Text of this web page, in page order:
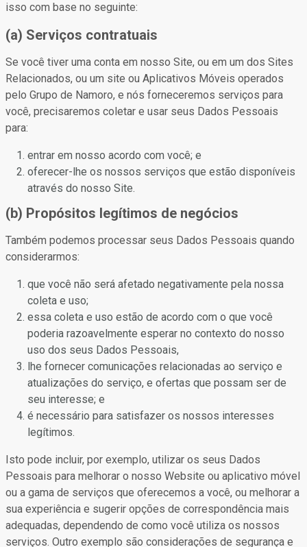
isso com base no seguinte:
(a) Serviços contratuais
Se você tiver uma conta em nosso Site, ou em um dos Sites
Relacionados, ou um site ou Aplicativos Móveis operados
pelo Grupo de Namoro, e nós forneceremos serviços para
você, precisaremos coletar e usar seus Dados Pessoais
para:
entrar em nosso acordo com você; e
oferecer-lhe os nossos serviços que estão disponíveis
através do nosso Site.
(b) Propósitos legítimos de negócios
Também podemos processar seus Dados Pessoais quando
considerarmos:
que você não será afetado negativamente pela nossa
coleta e uso;
essa coleta e uso estão de acordo com o que você
poderia razoavelmente esperar no contexto do nosso
uso dos seus Dados Pessoais,
lhe fornecer comunicações relacionadas ao serviço e
atualizações do serviço, e ofertas que possam ser de
seu interesse; e
é necessário para satisfazer os nossos interesses
legítimos.
Isto pode incluir, por exemplo, utilizar os seus Dados
Pessoais para melhorar o nosso Website ou aplicativo móvel
ou a gama de serviços que oferecemos a você, ou melhorar a
sua experiência e sugerir opções de correspondência mais
adequadas, dependendo de como você utiliza os nossos
serviços. Outro exemplo são considerações de segurança e